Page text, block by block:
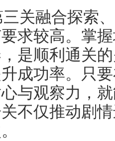
关融合探索
求较高。掌
是顺利通关
成功率。只
与观察力，
不仅推动剧